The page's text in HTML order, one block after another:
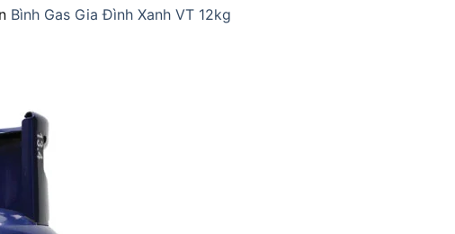
Bình Gas Gia Đình Xanh VT 12kg